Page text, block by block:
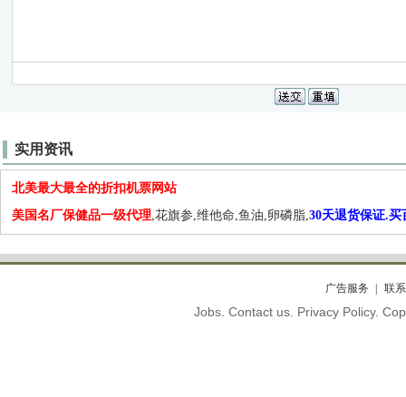
实用资讯
北美最大最全的折扣机票网站
美国名厂保健品一级代理,花旗参,维他命,鱼油,卵磷脂,30天退货保证.买
广告服务 联
Jobs. Contact us. Privacy Policy.